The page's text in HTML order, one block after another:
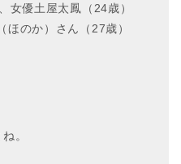
女優土屋太鳳（24歳）
ほのか）さん（27歳）
。